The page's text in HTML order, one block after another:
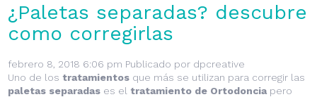
¿Paletas separadas? descubre
como corregirlas
febrero 8, 2018 6:06 pm Publicado por dpcreative
Uno de lostratamientos que más se utilizan para corregir las
paletas separadas es eltratamiento de Ortodoncia pero